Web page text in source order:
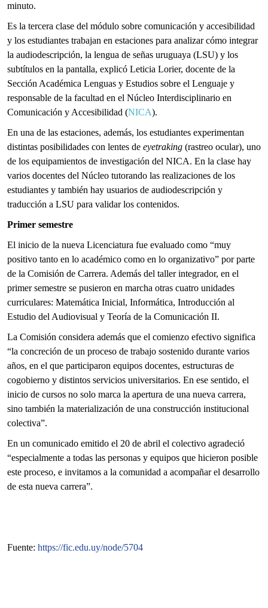
minuto.
Es la tercera clase del módulo sobre comunicación y accesibilidad
y los estudiantes trabajan en estaciones para analizar cómo integrar
la audiodescripción, la lengua de señas uruguaya (LSU) y los
subtítulos en la pantalla, explicó Leticia Lorier, docente de la
Sección Académica Lenguas y Estudios sobre el Lenguaje y
responsable de la facultad en el Núcleo Interdisciplinario en
Comunicación y Accesibilidad (NICA).
En una de las estaciones, además, los estudiantes experimentan
distintas posibilidades con lentes de eyetraking (rastreo ocular), uno
de los equipamientos de investigación del NICA. En la clase hay
varios docentes del Núcleo tutorando las realizaciones de los
estudiantes y también hay usuarios de audiodescripción y
traducción a LSU para validar los contenidos.
Primer semestre
El inicio de la nueva Licenciatura fue evaluado como “muy
positivo tanto en lo académico como en lo organizativo” por parte
de la Comisión de Carrera. Además del taller integrador, en el
primer semestre se pusieron en marcha otras cuatro unidades
curriculares: Matemática Inicial, Informática, Introducción al
Estudio del Audiovisual y Teoría de la Comunicación II.
La Comisión considera además que el comienzo efectivo significa
“la concreción de un proceso de trabajo sostenido durante varios
años, en el que participaron equipos docentes, estructuras de
cogobierno y distintos servicios universitarios. En ese sentido, el
inicio de cursos no solo marca la apertura de una nueva carrera,
sino también la materialización de una construcción institucional
colectiva”.
En un comunicado emitido el 20 de abril el colectivo agradeció
“especialmente a todas las personas y equipos que hicieron posible
este proceso, e invitamos a la comunidad a acompañar el desarrollo
de esta nueva carrera”.
Fuente: https://fic.edu.uy/node/5704